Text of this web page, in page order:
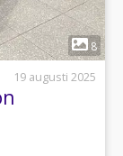
8
19 augusti 2025